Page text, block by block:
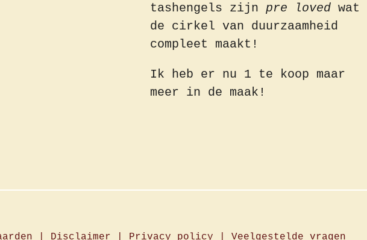
tashengels zijn pre loved wat
de cirkel van duurzaamheid
compleet maakt!
Ik heb er nu 1 te koop maar
meer in de maak!
| Disclaimer Privacy policy Veelgestelde vragen